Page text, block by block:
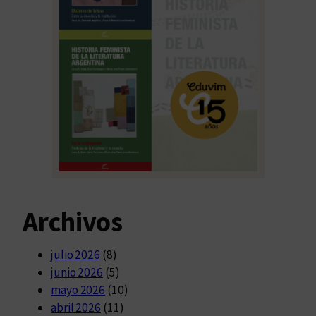
Archivos
julio 2026 (8)
junio 2026 (5)
mayo 2026 (10)
abril 2026 (11)